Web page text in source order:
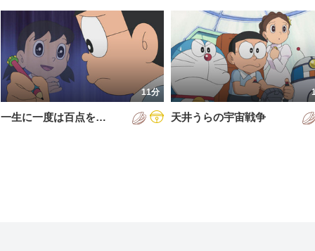
2026年
11分
一生に一度は百点を… 天井うらの宇宙戦争